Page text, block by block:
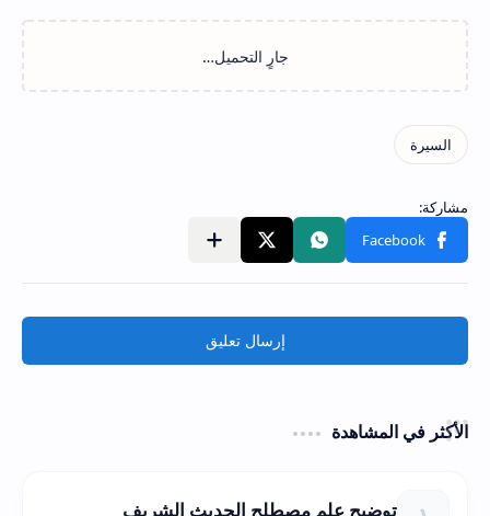
إرسال تعليق
الأكثر في المشاهدة
توضيح علم مصطلح الحديث الشريف